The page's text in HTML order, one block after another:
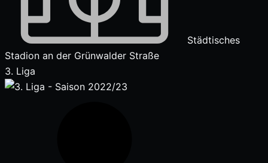
Städtisches
Stadion an der Grünwalder Straße
3. Liga